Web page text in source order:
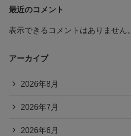
最近のコメント
表示できるコメントはありません。
アーカイブ
2026年8月
2026年7月
2026年6月